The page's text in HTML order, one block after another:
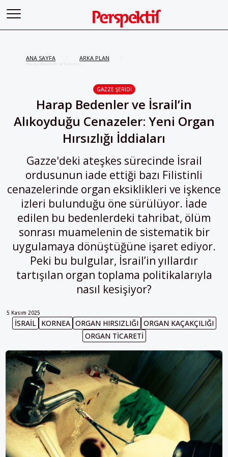
ANA SAYFA ARKA PLAN
Harap Bedenler ve İsrail’in
Alıkoyduğu Cenazeler: Yeni Organ
GAZZE ŞERIDI
Harap Bedenler ve İsrail’in
Alıkoyduğu Cenazeler: Yeni Organ
Hırsızlığı İddiaları
Gazze'deki ateşkes sürecinde İsrail
ordusunun iade ettiği bazı Filistinli
cenazelerinde organ eksiklikleri ve işkence
izleri bulunduğu öne sürülüyor. İade
edilen bu bedenlerdeki tahribat, ölüm
sonrası muamelenin de sistematik bir
uygulamaya dönüştüğüne işaret ediyor.
Peki bu bulgular, İsrail’in yıllardır
tartışılan organ toplama politikalarıyla
nasıl kesişiyor?
5 Kasım 2025
İSRAIL KORNEA ORGAN HIRSIZLIĞI ORGAN KAÇAKÇILIĞI
ORGAN TICARETI